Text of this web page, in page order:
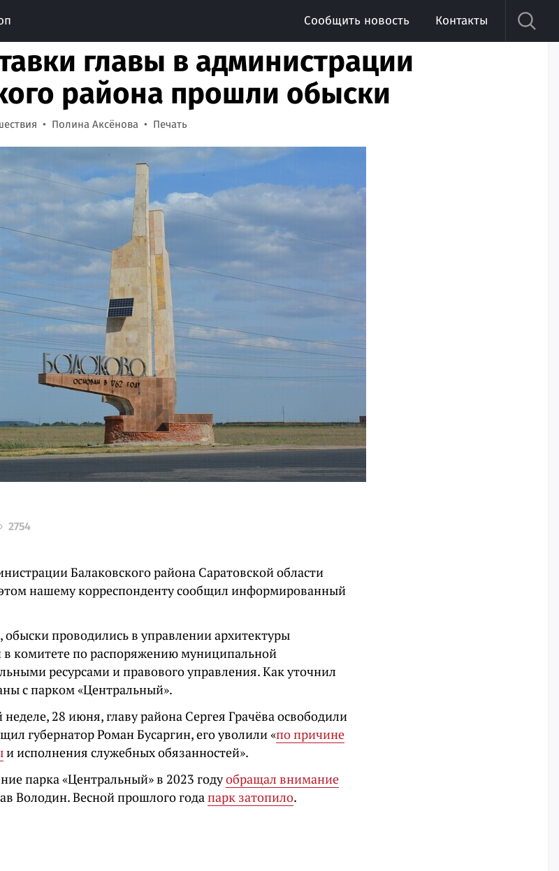
Сообщить новость Контакты
главы в администрации
района прошли обыски
Полина Аксёнова Печать
2754
Балаковского района Саратовской области
нашему корреспонденту сообщил информированный
обыски проводились в управлении архитектуры
в комитете по распоряжению муниципальной
ресурсами и правового управления. Как уточнил
с парком «Центральный».
28 июня, главу района Сергея Грачёва освободили
губернатор Роман Бусаргин, его уволили «по причине
и исполнения служебных обязанностей».
парка «Центральный» в 2023 годуобращал внимание
Володин. Весной прошлого годапарк затопило.